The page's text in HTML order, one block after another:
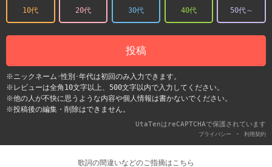
10代 20代 30代 40代 50代～
投稿
※ニックネーム･性別･年代は初回のみ入力できます。
※レビューは全角10文字以上、500文字以内で入力してください。
※他の人が不快に思うような内容や個人情報は書かないでください。
※投稿後の編集・削除はできません。
UtaTenはreCAPTCHAで保護されています
プライバシー - 利用契約
歌詞の間違いなどのご指摘はこちら